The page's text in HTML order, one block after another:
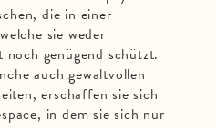
die in einer
sie weder
genügend schützt.
auch gewaltvollen
erschaffen sie sich
in dem sie sich nur